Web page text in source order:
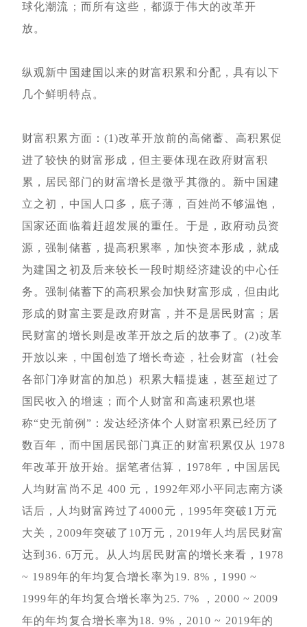
球化潮流；而所有这些，都源于伟大的改革开
放。
纵观新中国建国以来的财富积累和分配，具有以下
几个鲜明特点。
财富积累方面：(1)改革开放前的高储蓄、高积累促
进了较快的财富形成，但主要体现在政府财富积
累，居民部门的财富增长是微乎其微的。新中国建
立之初，中国人口多，底子薄，百姓尚不够温饱，
国家还面临着赶超发展的重任。于是，政府动员资
源，强制储蓄，提高积累率，加快资本形成，就成
为建国之初及后来较长一段时期经济建设的中心任
务。强制储蓄下的高积累会加快财富形成，但由此
形成的财富主要是政府财富，并不是居民财富；居
民财富的增长则是改革开放之后的故事了。(2)改革
开放以来，中国创造了增长奇迹，社会财富（社会
各部门净财富的加总）积累大幅提速，甚至超过了
国民收入的增速；而个人财富和高速积累也堪
称“史无前例”：发达经济体个人财富积累已经历了
数百年，而中国居民部门真正的财富积累仅从 1978
年改革开放开始。据笔者估算，1978年，中国居民
人均财富尚不足 400 元，1992年邓小平同志南方谈
话后，人均财富跨过了4000元，1995年突破1万元
大关，2009年突破了10万元，2019年人均居民财富
达到36. 6万元。从人均居民财富的增长来看，1978
~ 1989年的年均复合增长率为19. 8%，1990 ~
1999年的年均复合增长率为25. 7% ，2000 ~ 2009
年的年均复合增长率为18. 9%，2010 ~ 2019年的